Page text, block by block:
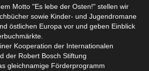
Motto "Es lebe der Osten!" stellen wir
sowie Kinder- und Jugendromane
östlichen Europa vor und geben Einblick
Kooperation der Internationalen
der Robert Bosch Stiftung
gleichnamige Förderprogramm